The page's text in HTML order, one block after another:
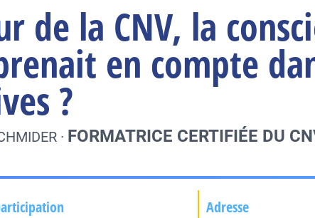
de la CNV, la
en compte
?
· FORMATRICE CERTIFIÉE DU
Adresse